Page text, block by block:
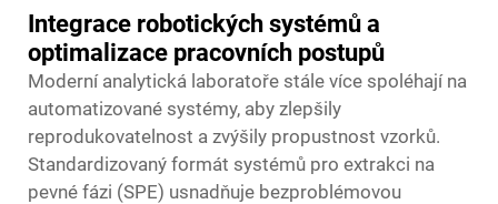
Integrace robotických systémů a
optimalizace pracovních postupů
Moderní analytická laboratoře stále více spoléhají na
automatizované systémy, aby zlepšily
reprodukovatelnost a zvýšily propustnost vzorků.
Standardizovaný formát systémů pro extrakci na
pevné fázi (SPE) usnadňuje bezproblémovou